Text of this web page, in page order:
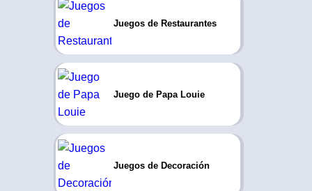
Juegos de Restaurantes
Juego de Papa Louie
Juegos de Decoración